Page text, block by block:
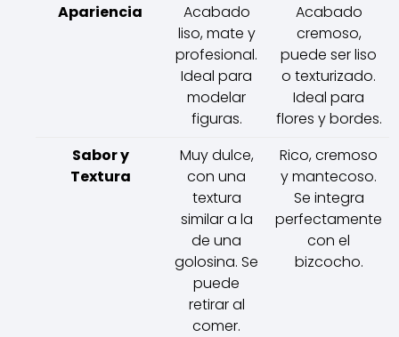
Apariencia
Acabado
liso, mate y
profesional.
Ideal para
modelar
figuras.
Acabado
cremoso,
puede ser liso
o texturizado.
Ideal para
flores y bordes.
Sabor y
Textura
Muy dulce,
con una
textura
similar a la
de una
golosina. Se
puede
retirar al
comer.
Rico, cremoso
y mantecoso.
Se integra
perfectamente
con el
bizcocho.